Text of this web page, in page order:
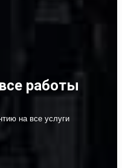
работы
на все услуги